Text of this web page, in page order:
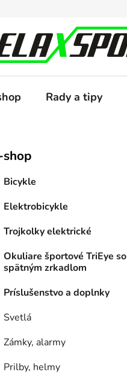
Rady a tipy
shop
Bicykle
Elektrobicykle
Trojkolky elektrické
Okuliare športové TriEye so
spätným zrkadlom
Príslušenstvo a doplnky
Svetlá
Zámky, alarmy
Prilby, helmy